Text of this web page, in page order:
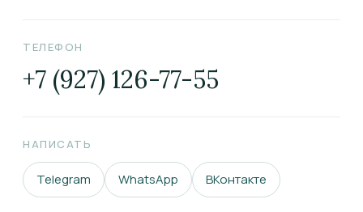
ТЕЛЕФОН
+7 (927) 126-77-55
НАПИСАТЬ
Telegram WhatsApp ВКонтакте